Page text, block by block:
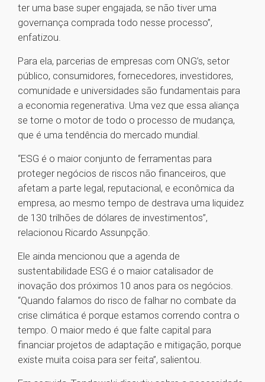
ter uma base super engajada, se não tiver uma
governança comprada todo nesse processo”,
enfatizou.
Para ela, parcerias de empresas com ONG’s, setor
público, consumidores, fornecedores, investidores,
comunidade e universidades são fundamentais para
a economia regenerativa. Uma vez que essa aliança
se torne o motor de todo o processo de mudança,
que é uma tendência do mercado mundial.
“ESG é o maior conjunto de ferramentas para
proteger negócios de riscos não financeiros, que
afetam a parte legal, reputacional, e econômica da
empresa, ao mesmo tempo de destrava uma liquidez
de 130 trilhões de dólares de investimentos”,
relacionou Ricardo Assunpção.
Ele ainda mencionou que a agenda de
sustentabilidade ESG é o maior catalisador de
inovação dos próximos 10 anos para os negócios.
“Quando falamos do risco de falhar no combate da
crise climática é porque estamos correndo contra o
tempo. O maior medo é que falte capital para
financiar projetos de adaptação e mitigação, porque
existe muita coisa para ser feita”, salientou.